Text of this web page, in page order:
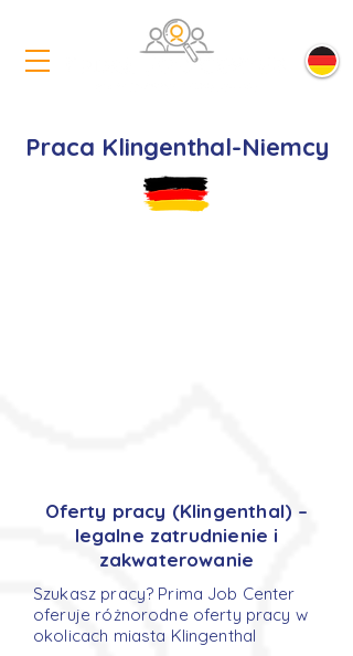
Praca Klingenthal-Niemcy
Oferty pracy (Klingenthal) –
legalne zatrudnienie i
zakwaterowanie
Szukasz pracy? Prima Job Center
oferuje różnorodne oferty pracy w
okolicach miasta Klingenthal